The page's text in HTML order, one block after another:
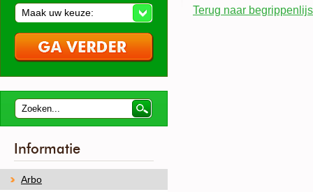
Terug naar
Maak uw keuze:
Informatie
Arbo